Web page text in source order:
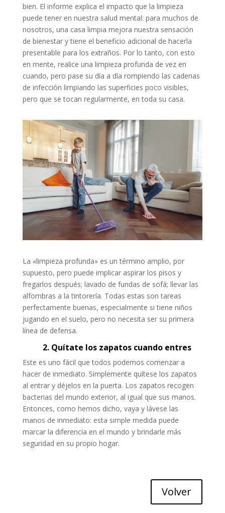
bien. El informe explica el impacto que la limpieza
puede tener en nuestra salud mental: para muchos de
nosotros, una casa limpia mejora nuestra sensación
de bienestar y tiene el beneficio adicional de hacerla
presentable para los extraños. Por lo tanto, con esto
en mente, realice una limpieza profunda de vez en
cuando, pero pase su día a día rompiendo las cadenas
de infección limpiando las superficies poco visibles,
pero que se tocan regularmente, en toda su casa.
La «limpieza profunda» es un término amplio, por
supuesto, pero puede implicar aspirar los pisos y
fregarlos después; lavado de fundas de sofá; llevar las
alfombras a la tintorería. Todas estas son tareas
perfectamente buenas, especialmente si tiene niños
jugando en el suelo, pero no necesita ser su primera
línea de defensa.
2. Quítate los zapatos cuando entres
Este es uno fácil que todos podemos comenzar a
hacer de inmediato. Simplemente quítese los zapatos
al entrar y déjelos en la puerta. Los zapatos recogen
bacterias del mundo exterior, al igual que sus manos.
Entonces, como hemos dicho, vaya y lávese las
manos de inmediato: esta simple medida puede
marcar la diferencia en el mundo y brindarle más
seguridad en su propio hogar.
Volver